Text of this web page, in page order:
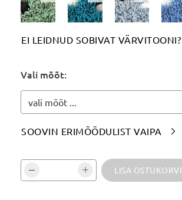
EI LEIDNUD SOBIVAT VÄRVITOONI?
Märgi siia soovitud värvitoon(id):
Vali mõõt:
vali mõõt ...
SOOVIN ERIMÕÕDULIST VAIPA 
Vali kogus ja kinnita: LISA OSTUKORVI